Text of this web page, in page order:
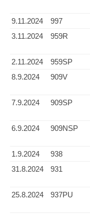
9.11.2024 997
3.11.2024
959R
2.11.2024 959SP
8.9.2024
909V
7.9.2024 909SP
6.9.2024 909NSP
1.9.2024 938
31.8.2024
931
25.8.2024 937PU